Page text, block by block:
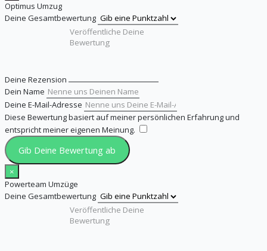
Optimus Umzug
Deine Gesamtbewertung
Deine Rezension
Dein Name
Deine E-Mail-Adresse
Diese Bewertung basiert auf meiner persönlichen Erfahrung und
entspricht meiner eigenen Meinung.
Gib Deine Bewertung ab
×
Powerteam Umzüge
Deine Gesamtbewertung